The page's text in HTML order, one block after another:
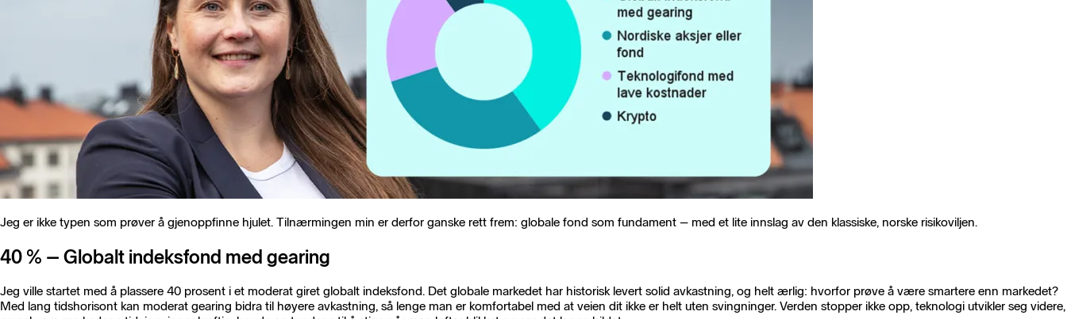
Jeg er ikke typen som prøver å gjenoppfinne hjulet. Tilnærmingen min er derfor ganske rett frem: globale fond som fundament – med et lite innslag av den klassiske, norske risikoviljen.
40 % – Globalt indeksfond med gearing
Jeg ville startet med å plassere 40 prosent i et moderat giret globalt indeksfond. Det globale markedet har historisk levert solid avkastning, og helt ærlig: hvorfor prøve å være smartere enn markedet?
Med lang tidshorisont kan moderat gearing bidra til høyere avkastning, så lenge man er komfortabel med at veien dit ikke er helt uten svingninger. Verden stopper ikke opp, teknologi utvikler seg videre,